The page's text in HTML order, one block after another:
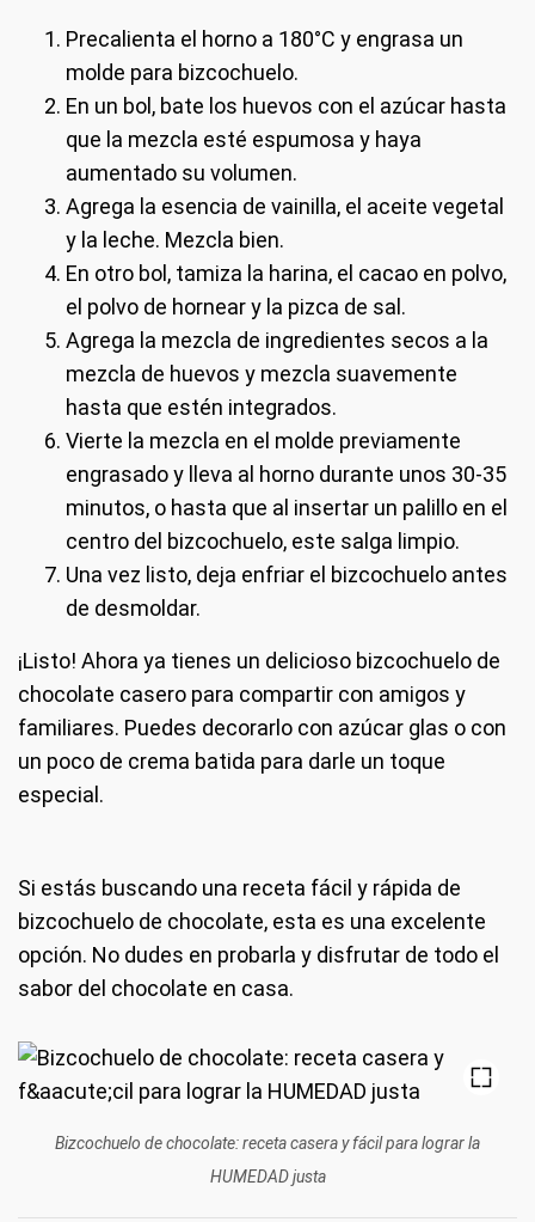
Precalienta el horno a 180°C y engrasa un
molde para bizcochuelo.
En un bol, bate los huevos con el azúcar hasta
que la mezcla esté espumosa y haya
aumentado su volumen.
Agrega la esencia de vainilla, el aceite vegetal
y la leche. Mezcla bien.
En otro bol, tamiza la harina, el cacao en polvo,
el polvo de hornear y la pizca de sal.
Agrega la mezcla de ingredientes secos a la
mezcla de huevos y mezcla suavemente
hasta que estén integrados.
Vierte la mezcla en el molde previamente
engrasado y lleva al horno durante unos 30-35
minutos, o hasta que al insertar un palillo en el
centro del bizcochuelo, este salga limpio.
Una vez listo, deja enfriar el bizcochuelo antes
de desmoldar.
¡Listo! Ahora ya tienes un delicioso bizcochuelo de
chocolate casero para compartir con amigos y
familiares. Puedes decorarlo con azúcar glas o con
un poco de crema batida para darle un toque
especial.
Si estás buscando una receta fácil y rápida de
bizcochuelo de chocolate, esta es una excelente
opción. No dudes en probarla y disfrutar de todo el
sabor del chocolate en casa.
Bizcochuelo de chocolate: receta casera y fácil para lograr la
HUMEDAD justa